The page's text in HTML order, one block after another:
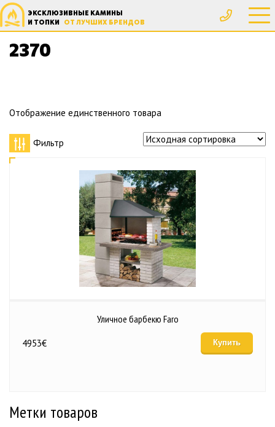
ЭКСКЛЮЗИВНЫЕ КАМИНЫ
И ТОПКИ ОТ ЛУЧШИХ БРЕНДОВ
2370
Главная Товар Высота, мм
Отображение единственного товара
Фильтр
Уличное барбекю Faro
4953€ Купить
Метки товаров